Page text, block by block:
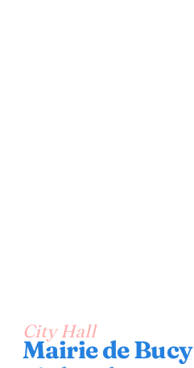
City Hall
Mairie de